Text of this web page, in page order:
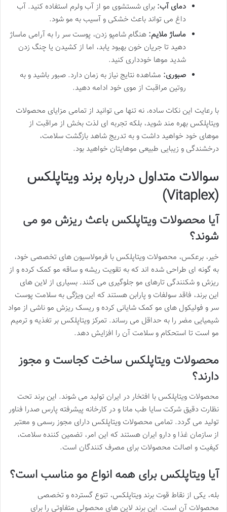
دمای آب: برای شستشوی مو از آب ولرم استفاده کنید. آب
داغ می تواند باعث خشکی و آسیب به مو شود.
ماساژ ملایم: هنگام شامپو زدن، پوست سر را به آرامی ماساژ
دهید تا جریان خون بهبود یابد، اما از کشیدن یا چنگ زدن
شدید موها خودداری کنید.
صبوری: مشاهده نتایج نیاز به زمان دارد. صبور باشید و به
روتین مراقبت از موی خود ادامه دهید.
با رعایت این نکات ساده، نه تنها می توانید از تمامی مزایای محصولات
ویتاپلکس بهره مند شوید، بلکه تجربه ای لذت بخش از مراقبت از
موهای خود خواهید داشت و به تدریج شاهد بازگشت سلامت،
درخشندگی و زیبایی طبیعی موهایتان خواهید بود.
سوالات متداول درباره برند ویتاپلکس
(Vitaplex)
آیا محصولات ویتاپلکس باعث ریزش مو می
شوند؟
خیر، برعکس، محصولات ویتاپلکس با فرمولاسیون های تخصصی خود،
به گونه ای طراحی شده اند که به تقویت ریشه و ساقه مو کمک کرده و از
ریزش و شکنندگی تارهای مو جلوگیری می کنند. بسیاری از لاین های
این برند، فاقد سولفات و پارابن هستند که این ویژگی به سلامت پوست
سر و فولیکول های مو کمک شایانی کرده و ریسک ریزش مو ناشی از مواد
شیمیایی مضر را به حداقل می رساند. تمرکز ویتاپلکس بر تغذیه و ترمیم
مو است تا استحکام و سلامت آن را افزایش دهد.
محصولات ویتاپلکس ساخت کجاست و مجوز
دارند؟
محصولات ویتاپلکس با افتخار در ایران تولید می شوند. این برند تحت
نظارت دقیق شرکت سایا طب مانا و در کارخانه پیشرفته پارس صدرا فناور
تولید می گردد. تمامی محصولات ویتاپلکس دارای مجوز رسمی و معتبر
از سازمان غذا و دارو ایران هستند که این امر، تضمین کننده سلامت،
کیفیت و اصالت محصولات برای مصرف کنندگان است.
آیا ویتاپلکس برای همه انواع مو مناسب است؟
بله، یکی از نقاط قوت برند ویتاپلکس، تنوع گسترده و تخصصی
محصولات آن است. این برند لاین های محصولی متفاوتی را برای